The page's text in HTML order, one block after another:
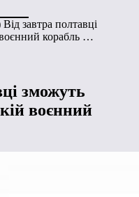
завтра полтавці
корабль …
зможуть
воєнний